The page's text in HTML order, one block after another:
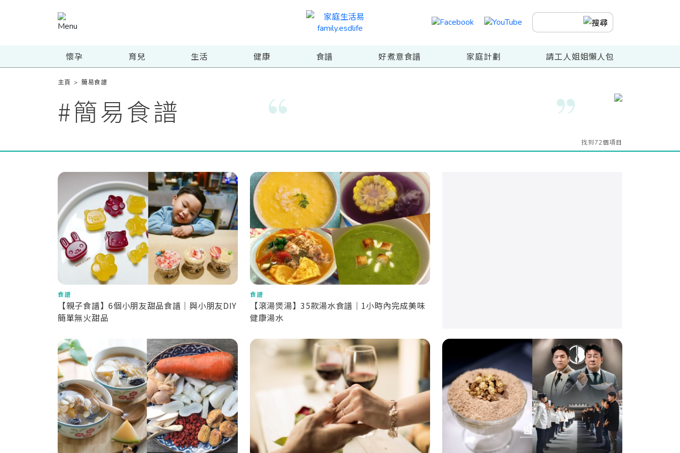
懷孕 育兒 生活 健康 食譜 好煮意食譜 家庭計劃 請工人姐姐懶人包
主頁 >簡易食譜
#簡易食譜
找到72個項目
食譜
【親子食譜】6個小朋友甜品食譜｜與小朋友DIY
簡單無火甜品
食譜
【滾湯煲湯】35款湯水食譜｜1小時內完成美味
健康湯水